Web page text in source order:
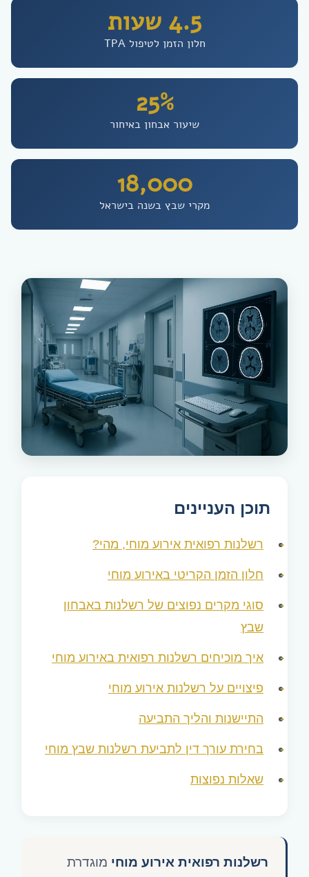
4.5 שעות
חלון הזמן לטיפול TPA
25%
שיעור אבחון באיחור
18,000
מקרי שבץ בשנה בישראל
תוכן העניינים
רשלנות רפואית אירוע מוחי, מהי?
חלון הזמן הקריטי באירוע מוחי
סוגי מקרים נפוצים של רשלנות באבחון
שבץ
איך מוכיחים רשלנות רפואית באירוע מוחי
פיצויים על רשלנות אירוע מוחי
התיישנות והליך התביעה
בחירת עורך דין לתביעת רשלנות שבץ מוחי
שאלות נפוצות
רשלנות רפואית אירוע מוחי מוגדרת